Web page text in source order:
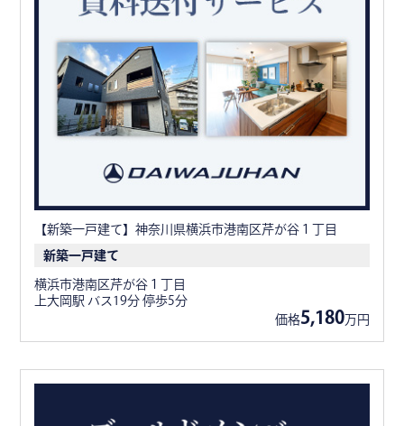
【新築一戸建て】神奈川県横浜市港南区芹が谷１丁目
新築一戸建て
横浜市港南区芹が谷１丁目
上大岡駅 バス19分 停歩5分
価格5,180万円